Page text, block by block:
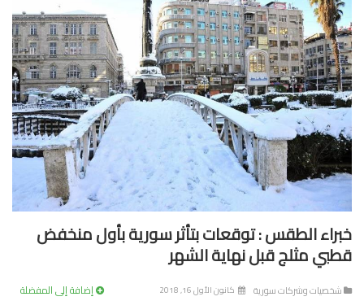
الطقس : توقعات بتأثر سورية بأول منخفض
مثلج قبل نهاية الشهر
وشركات سورية كانون الأول 16, 2018 إضافة إلى المفضلة